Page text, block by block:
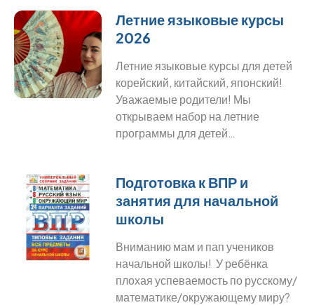
Летние языковые курсы
2026
Летние языковые курсы для детей
корейский, китайский, японский!
Уважаемые родители! Мы
открываем набор на летние
программы для детей…
Подготовка к ВПР и
занятия для начальной
школы
Вниманию мам и пап учеников
начальной школы! У ребёнка
плохая успеваемость по русскому/
математике/окружающему миру?